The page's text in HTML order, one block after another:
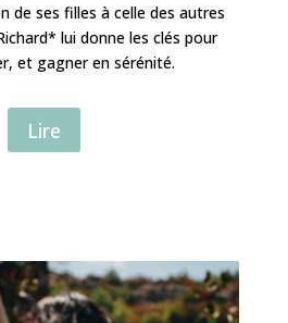
de ses filles à celle des autres
lui donne les clés pour
et gagner en sérénité.
Lire